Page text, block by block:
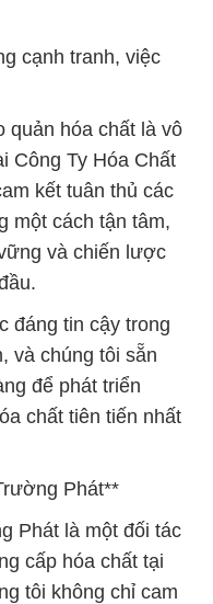
cạnh tranh, việc
quản hóa chất là vô
Công Ty Hóa Chất
kết tuân thủ các
một cách tận tâm,
và chiến lược
đáng tin cậy trong
và chúng tôi sẵn
để phát triển
chất tiên tiến nhất
Phát**
Phát là một đối tác
cấp hóa chất tại
tôi không chỉ cam